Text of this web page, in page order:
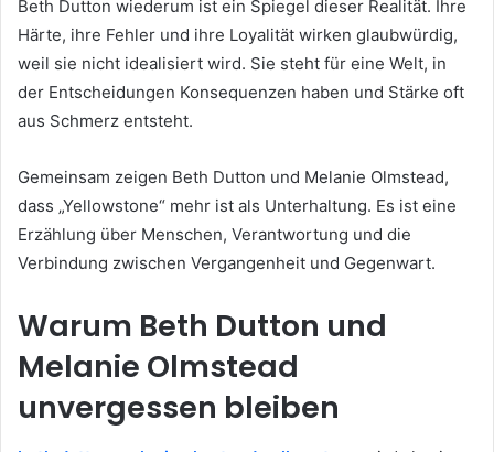
Beth Dutton wiederum ist ein Spiegel dieser Realität. Ihre
Härte, ihre Fehler und ihre Loyalität wirken glaubwürdig,
weil sie nicht idealisiert wird. Sie steht für eine Welt, in
der Entscheidungen Konsequenzen haben und Stärke oft
aus Schmerz entsteht.
Gemeinsam zeigen Beth Dutton und Melanie Olmstead,
dass „Yellowstone“ mehr ist als Unterhaltung. Es ist eine
Erzählung über Menschen, Verantwortung und die
Verbindung zwischen Vergangenheit und Gegenwart.
Warum Beth Dutton und
Melanie Olmstead
unvergessen bleiben